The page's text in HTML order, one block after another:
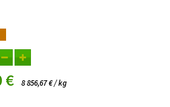
€ 8 856,67 € / kg